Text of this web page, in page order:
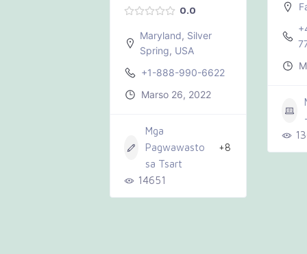
0.0
Maryland, Silver
Spring, USA
+1-888-990-6622
Marso 26, 2022
Mga
Pagwawasto
sa Tsart
+8
14651